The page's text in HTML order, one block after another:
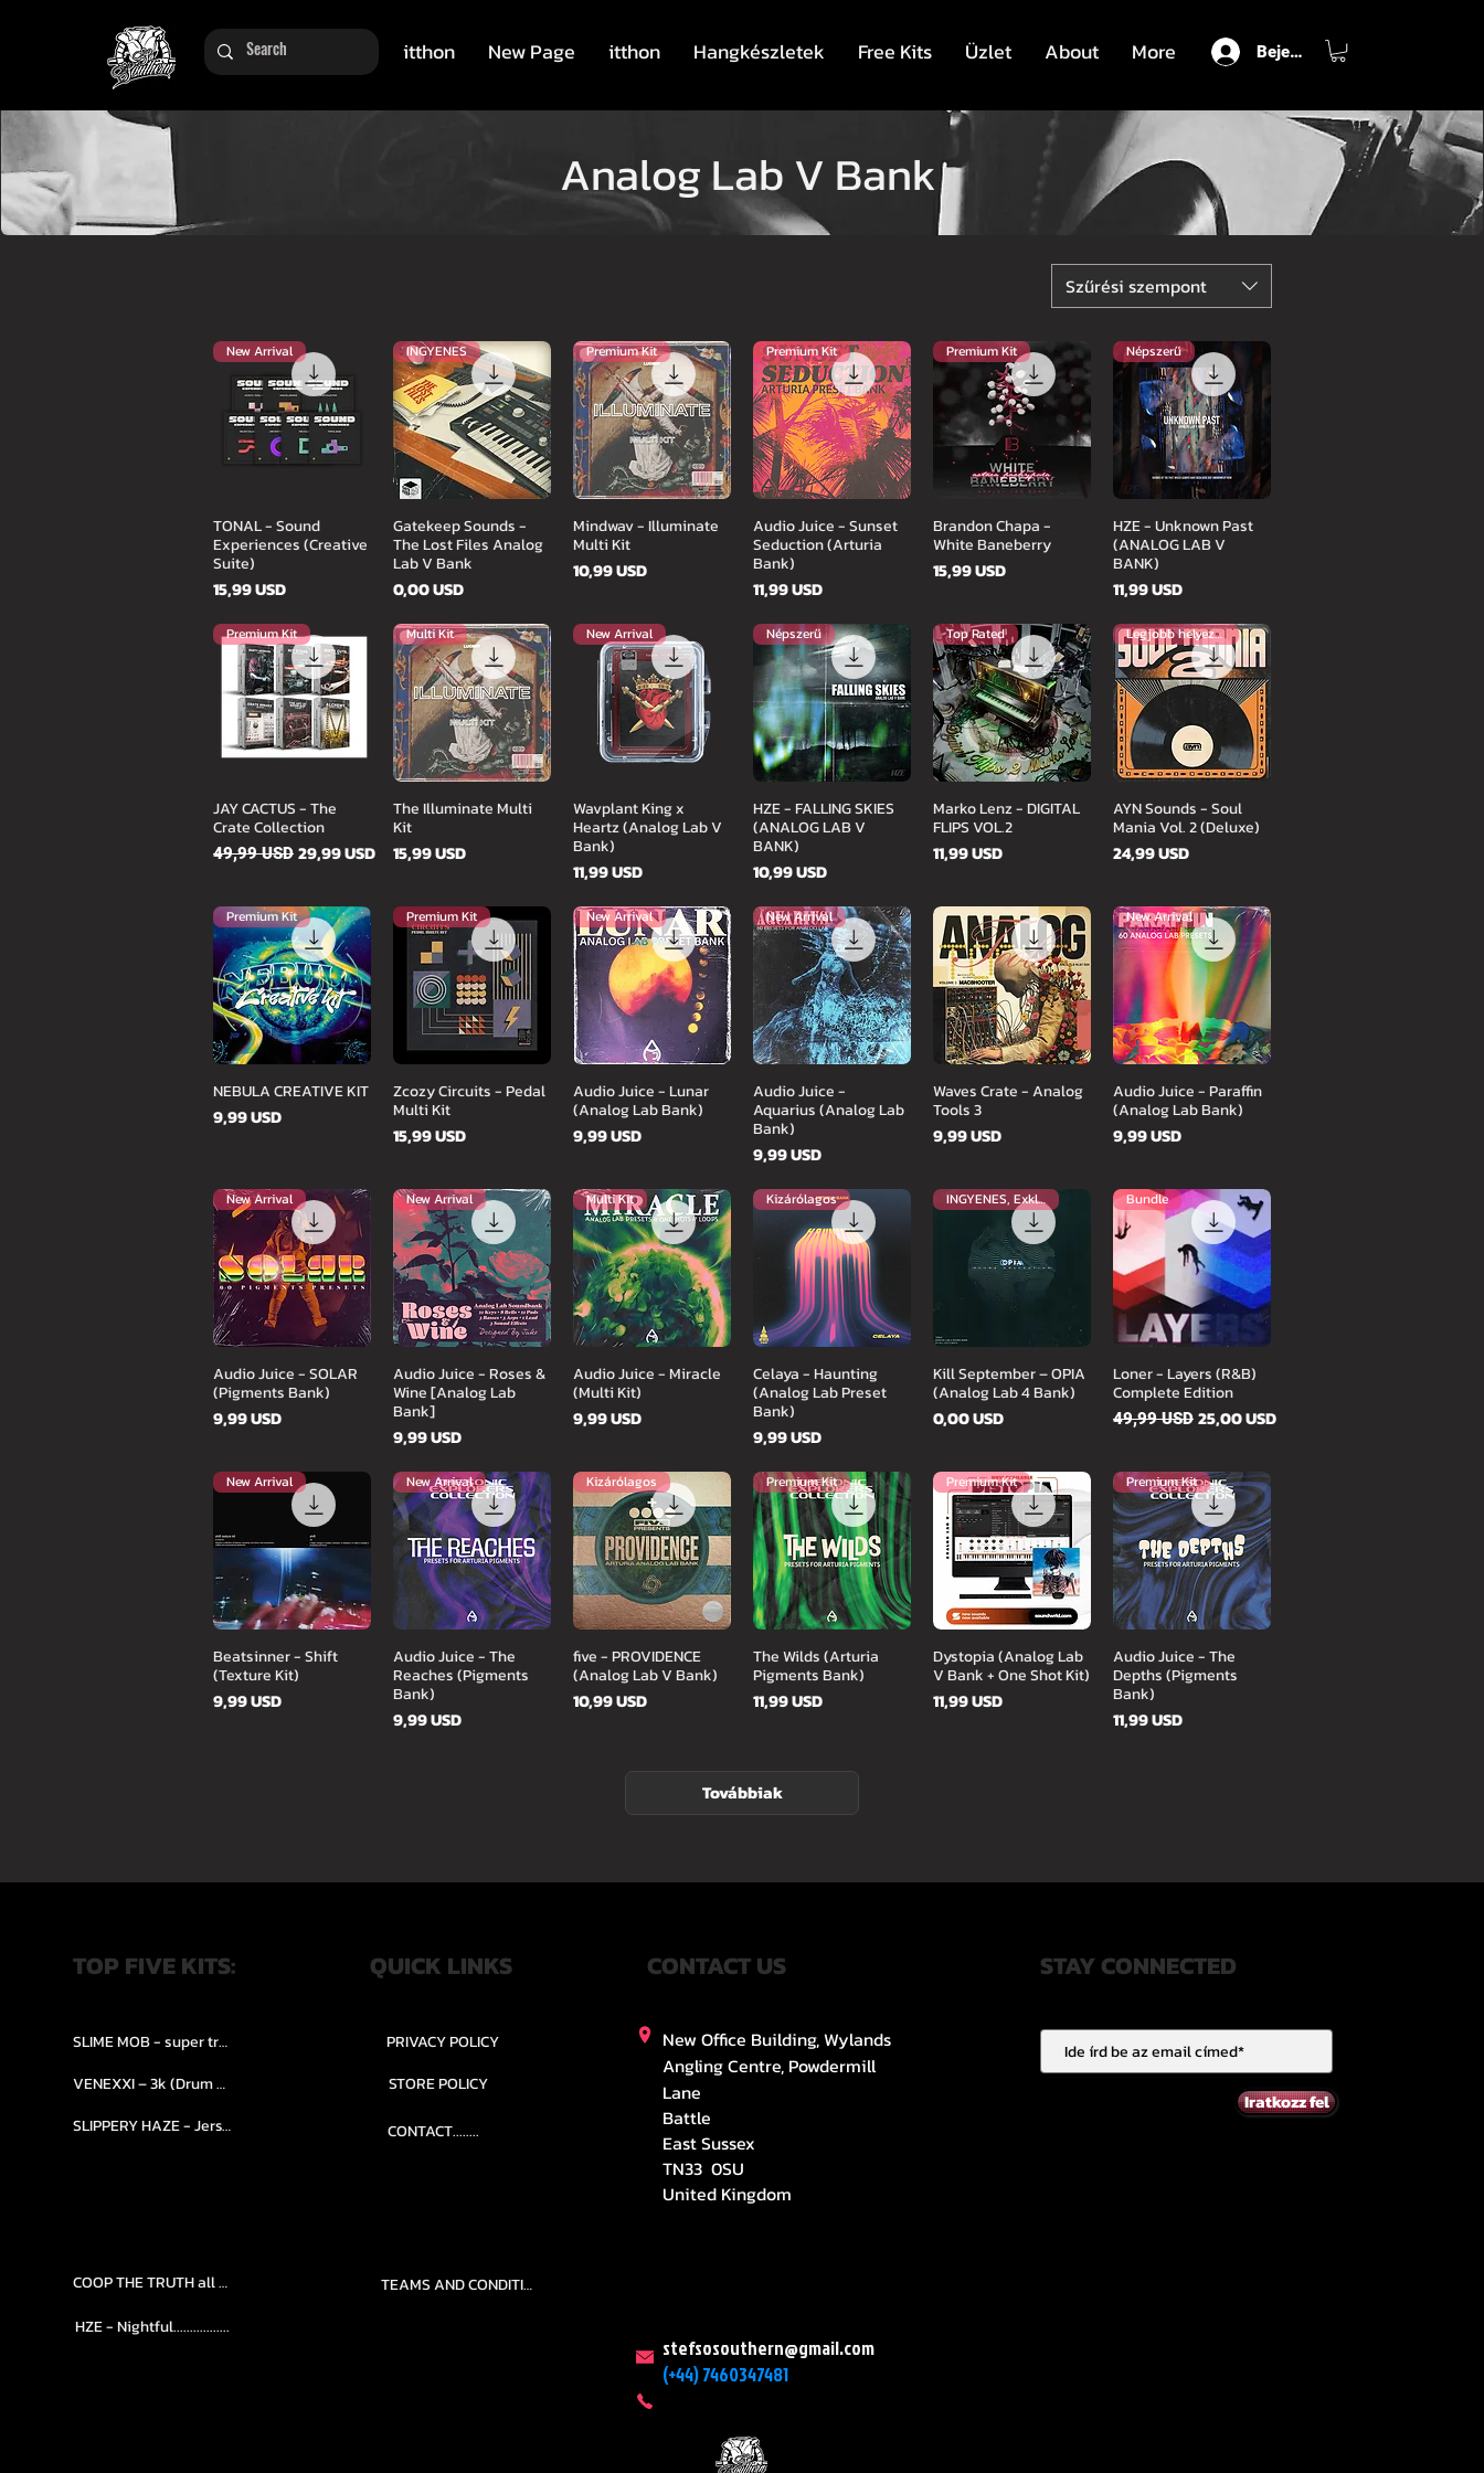
itthon New Page itthon Hangkészletek Free Kits Üzlet About More Bejelentkezés
Analog Lab V Bank
Szűrési szempont
Gyorsnézet
New Arrival
TONAL - Sound
Experiences (Creative
Suite)
Ár
15,99 USD
Gyorsnézet
INGYENES
Gatekeep Sounds -
The Lost Files Analog
Lab V Bank
Ár
0,00 USD
Gyorsnézet
Premium Kit
Mindwav - Illuminate
Multi Kit
Ár
10,99 USD
Gyorsnézet
Premium Kit
Audio Juice - Sunset
Seduction (Arturia
Bank)
Ár
11,99 USD
Gyorsnézet
Premium Kit
Brandon Chapa -
White Baneberry
Ár
15,99 USD
Gyorsnézet
Népszerű
HZE - Unknown Past
(ANALOG LAB V
BANK)
Ár
11,99 USD
Gyorsnézet
Premium Kit
JAY CACTUS - The
Crate Collection
Szokásos ár
49,99 USD Akciós ár
29,99 USD
Gyorsnézet
Multi Kit
The Illuminate Multi
Kit
Ár
15,99 USD
Gyorsnézet
New Arrival
Wavplant King x
Heartz (Analog Lab V
Bank)
Ár
11,99 USD
Gyorsnézet
Népszerű
HZE - FALLING SKIES
(ANALOG LAB V
BANK)
Ár
10,99 USD
Gyorsnézet
Top Rated
Marko Lenz - DIGITAL
FLIPS VOL.2
Ár
11,99 USD
Gyorsnézet
Legjobb helyezett
AYN Sounds - Soul
Mania Vol. 2 (Deluxe)
Ár
24,99 USD
Gyorsnézet
Premium Kit
NEBULA CREATIVE KIT
Ár
9,99 USD
Gyorsnézet
Premium Kit
Zcozy Circuits - Pedal
Multi Kit
Ár
15,99 USD
Gyorsnézet
New Arrival
Audio Juice - Lunar
(Analog Lab Bank)
Ár
9,99 USD
Gyorsnézet
New Arrival
Audio Juice -
Aquarius (Analog Lab
Bank)
Ár
9,99 USD
Gyorsnézet
Waves Crate - Analog
Tools 3
Ár
9,99 USD
Gyorsnézet
New Arrival
Audio Juice - Paraffin
(Analog Lab Bank)
Ár
9,99 USD
Gyorsnézet
New Arrival
Audio Juice - SOLAR
(Pigments Bank)
Ár
9,99 USD
Gyorsnézet
New Arrival
Audio Juice - Roses &
Wine [Analog Lab
Bank]
Ár
9,99 USD
Gyorsnézet
Multi Kit
Audio Juice - Miracle
(Multi Kit)
Ár
9,99 USD
Gyorsnézet
Kizárólagos
Celaya - Haunting
(Analog Lab Preset
Bank)
Ár
9,99 USD
Gyorsnézet
INGYENES, Exkluzív
Kill September – OPIA
(Analog Lab 4 Bank)
Ár
0,00 USD
Gyorsnézet
Bundle
Loner - Layers (R&B)
Complete Edition
Szokásos ár
49,99 USD Akciós ár
25,00 USD
Gyorsnézet
New Arrival
Beatsinner - Shift
(Texture Kit)
Ár
9,99 USD
Gyorsnézet
New Arrival
Audio Juice - The
Reaches (Pigments
Bank)
Ár
9,99 USD
Gyorsnézet
Kizárólagos
five - PROVIDENCE
(Analog Lab V Bank)
Ár
10,99 USD
Gyorsnézet
Premium Kit
The Wilds (Arturia
Pigments Bank)
Ár
11,99 USD
Gyorsnézet
Premium Kit
Dystopia (Analog Lab
V Bank + One Shot Kit)
Ár
11,99 USD
Gyorsnézet
Premium Kit
Audio Juice - The
Depths (Pigments
Bank)
Ár
11,99 USD
Továbbiak
TOP FIVE KITS: QUICK LINKS CONTACT US
SLIME MOB - super trap.....
VENEXXI – 3k (Drum Kit)....
SLIPPERY HAZE - Jersy club stash kit.
PRIVACY POLICY
STORE POLICY
CONTACT........
New Office Building, Wylands
Angling Centre, Powdermill
Lane
Battle
East Sussex
TN33 0SU
United Kingdom
STAY CONNECTED
Iratkozz fel
COOP THE TRUTH all Kits.....
TEAMS AND CONDITION
HZE - Nightful.................
stefsosouthern@gmail.com
(+44) 7460347481